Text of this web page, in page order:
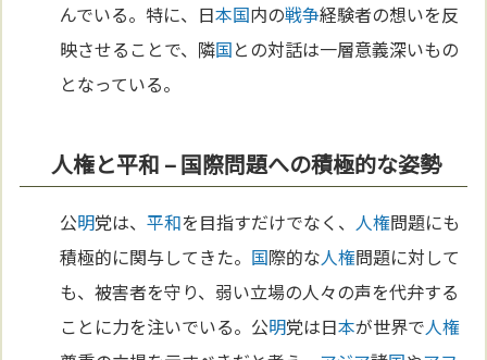
んでいる。特に、日本国内の戦争経験者の想いを反
映させることで、隣国との対話は一層意義深いもの
となっている。
人権と平和 – 国際問題への積極的な姿勢
公明党は、平和を目指すだけでなく、 人権問題にも
積極的に関与してきた。 国際的な人権問題に対して
も、被害者を守り、弱い立場の人々の声を代弁する
ことに力を注いでいる。公明党は日本が世界で人権